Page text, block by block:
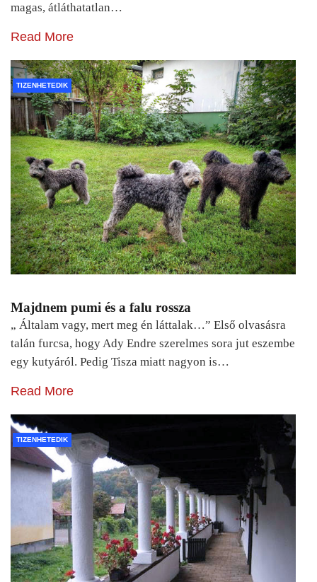
magas, átláthatatlan…
Read More
TIZENHETEDIK
Majdnem pumi és a falu rossza
„ Általam vagy, mert meg én láttalak…” Első olvasásra
talán furcsa, hogy Ady Endre szerelmes sora jut eszembe
egy kutyáról. Pedig Tisza miatt nagyon is…
Read More
TIZENHETEDIK